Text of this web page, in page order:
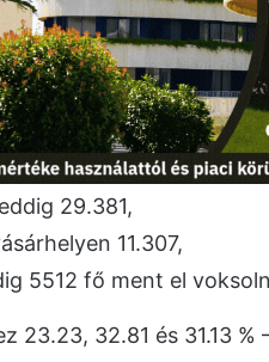
29.381,
11.307,
5512 fő ment el
23.23, 32.81 és 31.13